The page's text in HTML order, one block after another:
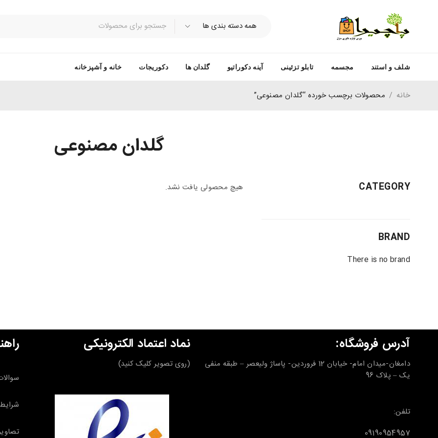
شلف و استند مجسمه تابلو تزئینی آینه دکوراتیو گلدان ها دکوریجات خانه و آشپزخانه
گلدان مصنوعی
خانه / محصولات برچسب خورده “گلدان مصنوعی”
CATEGORY
BRAND
There is no brand
هیچ محصولی یافت نشد.
آدرس فروشگاه:
دامغان-میدان امام- خیابان 12 فروردین- پاساژ ولیعصر – طبقه منفی
یک – پلاک 96
تلفن:
09190954957
نماد اعتماد الکترونیکی
(روی تصویر کلیک کنید)